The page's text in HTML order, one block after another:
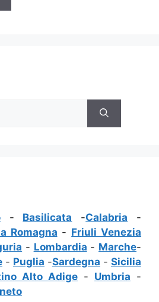
- Basilicata -Calabria -
Romagna - Friuli Venezia
- Lombardia - Marche-
- Puglia -Sardegna - Sicilia
Alto Adige - Umbria -